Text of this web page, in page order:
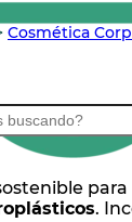
Cosmética
.